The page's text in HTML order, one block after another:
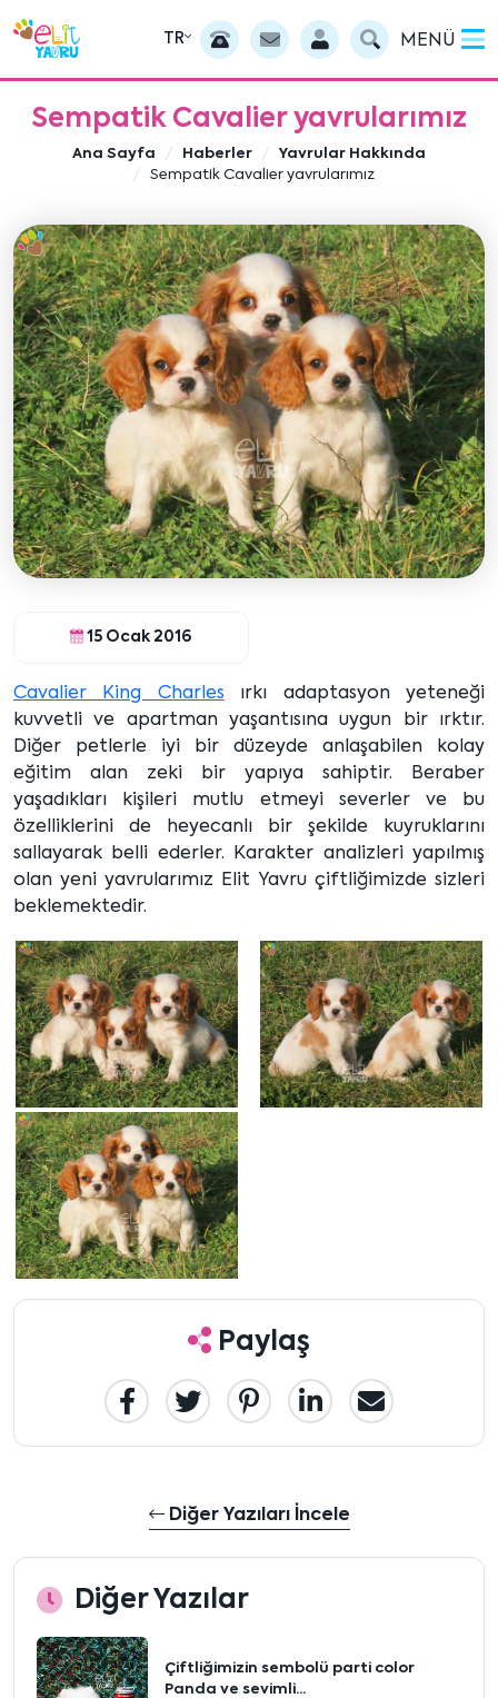
TR MENÜ
Sempatik Cavalier yavrularımız
Ana Sayfa Haberler
Yavrular Hakkında
Sempatik Cavalier yavrularımız
15 Ocak 2016
Cavalier King Charles ırkı adaptasyon yeteneği
kuvvetli ve apartman yaşantısına uygun bir ırktır.
Diğer petlerle iyi bir düzeyde anlaşabilen kolay
eğitim alan zeki bir yapıya sahiptir. Beraber
yaşadıkları kişileri mutlu etmeyi severler ve bu
özelliklerini de heyecanlı bir şekilde kuyruklarını
sallayarak belli ederler. Karakter analizleri yapılmış
olan yeni yavrularımız Elit Yavru çiftliğimizde sizleri
beklemektedir.
Paylaş
Diğer Yazıları İncele
Diğer Yazılar
Çiftliğimizin sembolü parti color
Panda ve sevimli...